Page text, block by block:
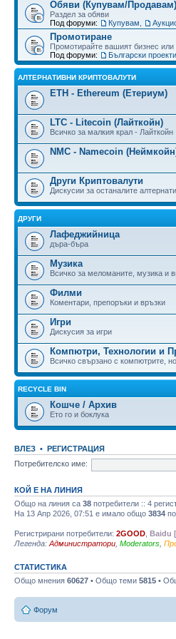
Обяви (Купувам/Продавам)
Раздел за обяви
Под форуми:
Купувам
Промотиране
Промотирайте вашият бизнес
Под форуми:
Български проекти
АЛТЕРНАТИВНИ КРИПТОВАЛУТИ
ETH - Ethereum (Етериум)
LTC - Litecoin (Лайткойн)
Всичко за малкия крал - Лайткойн
NMC - Namecoin
Други Криптовалути
Дискусии за останалите
ДРУГИ
Лафеджийница
дъра-бъра
Музика
Всичко за меломаните, музика и
Филми
Коментари, препоръки и връзки
Игри
Дискусия за игри
Компютри, Технологии и
Всичко свързано с компютрите,
RECYCLE BIN
Кошче / Архив
Ето го и боклука
ВЛЕЗ • РЕГИСТРАЦИЯ
Потребителско име:
КОЙ Е НА ЛИНИЯ
Общо на линия са 38 потребители :: 4
На 13 Апр 2026, 07:51 е имало общо 3834
Регистрирани потребители: 2GOOD Baidu
Легенда: Администратори Moderators
СТАТИСТИКА
Общо мнения 60627 • Общо теми 5815 •
Форум